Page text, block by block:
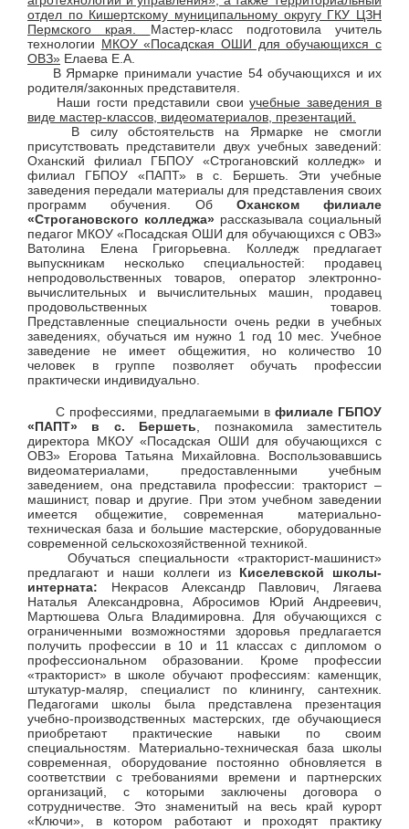
отдел по Кишертскому муниципальному округу ГКУ ЦЗН
Пермского края. Мастер-класс подготовила учитель
технологии МКОУ «Посадская ОШИ для обучающихся с
ОВЗ» Елаева Е.А.
В Ярмарке принимали участие 54 обучающихся и их
родителя/законных представителя.
Наши гости представили своиучебные заведения в
виде мастер-классов, видеоматериалов, презентаций.
В силу обстоятельств на Ярмарке не смогли
присутствовать представители двух учебных заведений:
Оханский филиал ГБПОУ «Строгановский колледж» и
филиал ГБПОУ «ПАПТ» в с. Бершеть. Эти учебные
заведения передали материалы для представления своих
программ обучения. Об Оханском филиале
«Строгановского колледжа» рассказывала социальный
педагог МКОУ «Посадская ОШИ для обучающихся с ОВЗ»
Ватолина Елена Григорьевна. Колледж предлагает
выпускникам несколько специальностей: продавец
непродовольственных товаров, оператор электронно-
вычислительных и вычислительных машин, продавец
продовольственных товаров.
Представленные специальности очень редки в учебных
заведениях, обучаться им нужно 1 год 10 мес. Учебное
заведение не имеет общежития, но количество 10
человек в группе позволяет обучать профессии
практически индивидуально.
С профессиями, предлагаемыми в филиале ГБПОУ
«ПАПТ» в с. Бершеть , познакомила заместитель
директора МКОУ «Посадская ОШИ для обучающихся с
ОВЗ» Егорова Татьяна Михайловна. Воспользовавшись
видеоматериалами, предоставленными учебным
заведением, она представила профессии: тракторист –
машинист, повар и другие. При этом учебном заведении
имеется общежитие, современная материально-
техническая база и большие мастерские, оборудованные
современной сельскохозяйственной техникой.
Обучаться специальности «тракторист-машинист»
предлагают и наши коллеги изКиселевской школы-
интерната: Некрасов Александр Павлович, Лягаева
Наталья Александровна, Абросимов Юрий Андреевич,
Мартюшева Ольга Владимировна. Для обучающихся с
ограниченными возможностями здоровья предлагается
получить профессии в 10 и 11 классах с дипломом о
профессиональном образовании. Кроме профессии
«тракторист» в школе обучают профессиям: каменщик,
штукатур-маляр, специалист по клинингу, сантехник.
Педагогами школы была представлена презентация
учебно-производственных мастерских, где обучающиеся
приобретают практические навыки по своим
специальностям. Материально-техническая база школы
современная, оборудование постоянно обновляется в
соответствии с требованиями времени и партнерских
организаций, с которыми заключены договора о
сотрудничестве. Это знаменитый на весь край курорт
«Ключи», в котором работают и проходят практику